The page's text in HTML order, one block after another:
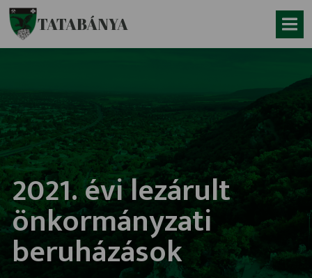
Ugrás a fő tartalomhoz
TATABÁNYA
2021. évi lezárult
önkormányzati
beruházások